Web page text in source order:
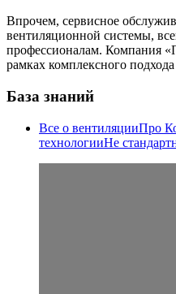
Впрочем, сервисное
вентиляционной системы,
профессионалам. Компания
рамках комплексного
База знаний
Все о вентиляцииПро
технологииНе